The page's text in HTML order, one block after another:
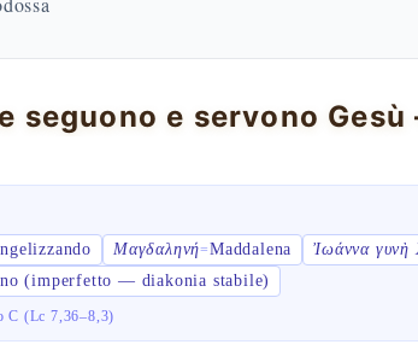
seguono e servono
Μαγδαληνή=Maddalena Ἰωάννα γυνὴ
(imperfetto — diakonia stabile)
C (Lc 7,36–8,3)